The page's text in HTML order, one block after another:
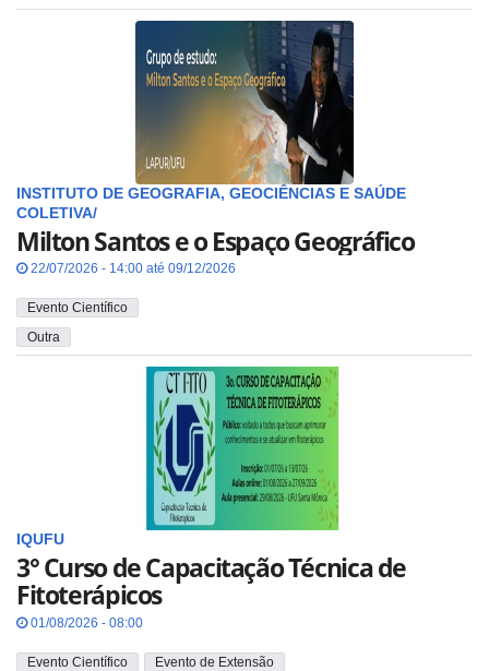
INSTITUTO DE GEOGRAFIA, GEOCIÊNCIAS E SAÚDE
COLETIVA/
Milton Santos e o Espaço Geográfico
22/07/2026 - 14:00 até 09/12/2026
Evento Científico
Outra
IQUFU
3° Curso de Capacitação Técnica de
Fitoterápicos
01/08/2026 - 08:00
Evento Científico
Evento de Extensão